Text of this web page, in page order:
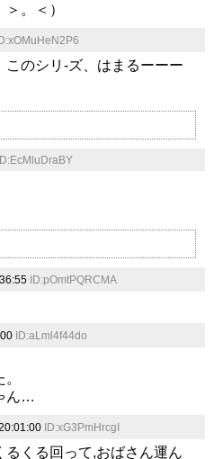
。＜）
ID:xOMuHeN2P6
のシリ-ズ、はまるーーー
ID:EcMluDraBY
ID:pOmtPQRCMA
ID:aLml4f44do
ん…
ID:xG3PmHrcgI
くる回って,おばさん運ん